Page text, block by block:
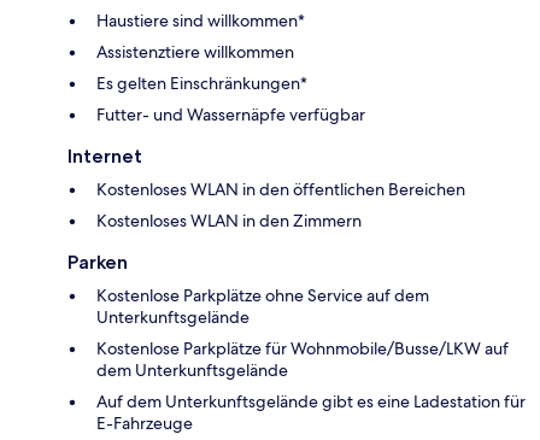
Haustiere sind willkommen*
Assistenztiere willkommen
Es gelten Einschränkungen*
Futter- und Wassernäpfe verfügbar
Internet
Kostenloses WLAN in den öffentlichen Bereichen
Kostenloses WLAN in den Zimmern
Parken
Kostenlose Parkplätze ohne Service auf dem
Unterkunftsgelände
Kostenlose Parkplätze für Wohnmobile/Busse/LKW auf
dem Unterkunftsgelände
Auf dem Unterkunftsgelände gibt es eine Ladestation für
E-Fahrzeuge